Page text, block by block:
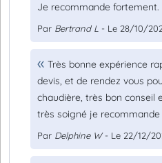
Je recommande fortement.
Par Bertrand L - Le 28/10/
Très bonne expérience
devis, et de rendez vous
chaudière, très bon conseil
très soigné je recommande
Par Delphine W- Le 22/12/